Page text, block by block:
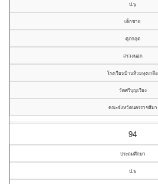
ป.๖
เด็กชาย
ศุภกฤต
สรวงนอก
โรงเรียนบ้านห้วยหุงเกลือ
วัดศรีบุญเรือง
คณะจังหวัดนครราชสีมา
94
ประถมศึกษา
ป.๖